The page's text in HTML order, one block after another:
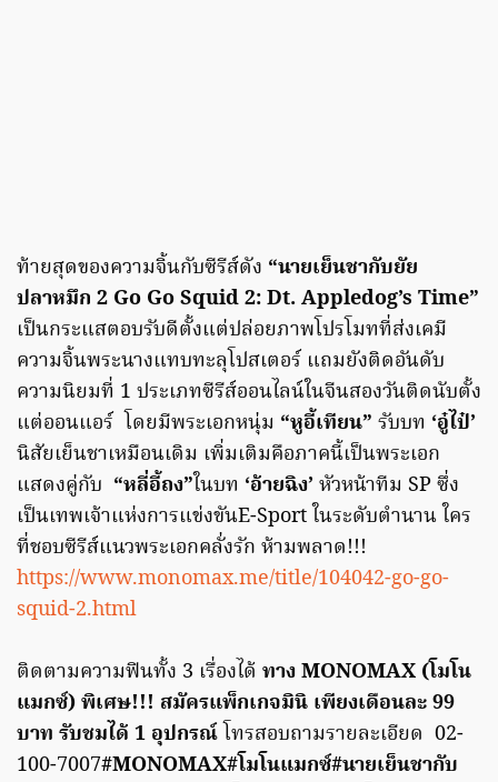
ท้ายสุดของความจิ้นกับซีรีส์ดัง “นายเย็นชากับยัย
ปลาหมึก 2 Go Go Squid2:Dt. Appledog’s Time”
เป็นกระแสตอบรับดีตั้งแต่ปล่อยภาพโปรโมทที่ส่งเคมี
ความจิ้นพระนางแทบทะลุโปสเตอร์ แถมยังติดอันดับ
ความนิยมที่ 1 ประเภทซีรีส์ออนไลน์ในจีนสองวันติดนับตั้ง
แต่ออนแอร์ โดยมีพระเอกหนุ่ม “หูอี้เทียน” รับบท ‘อู๋ไป๋’
นิสัยเย็นชาเหมือนเดิม เพิ่มเติมคือภาคนี้เป็นพระเอก
แสดงคู่กับ “หลี่อี้ถง”ในบท ‘อ้ายฉิง’ หัวหน้าทีม SP ซึ่ง
เป็นเทพเจ้าแห่งการแข่งขันE-Sport ในระดับตำนาน ใคร
ที่ชอบซีรีส์แนวพระเอกคลั่งรัก ห้ามพลาด!!!
https://www.monomax.me/title/104042-go-go-
squid-2.html
ติดตามความฟินทั้ง 3 เรื่องได้ ทางMONOMAX (โมโน
แมกซ์) พิเศษ!!! สมัครแพ็กเกจมินิ เพียงเดือนละ 99
บาท รับชมได้ 1 อุปกรณ์ โทรสอบถามรายละเอียด 02-
100-7007#MONOMAX#โมโนแมกซ์#นายเย็นชากับ